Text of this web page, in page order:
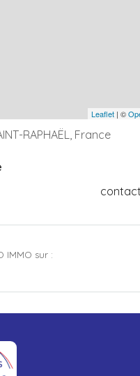
Leaflet | ©
RAPHAËL, France
IMMO sur :